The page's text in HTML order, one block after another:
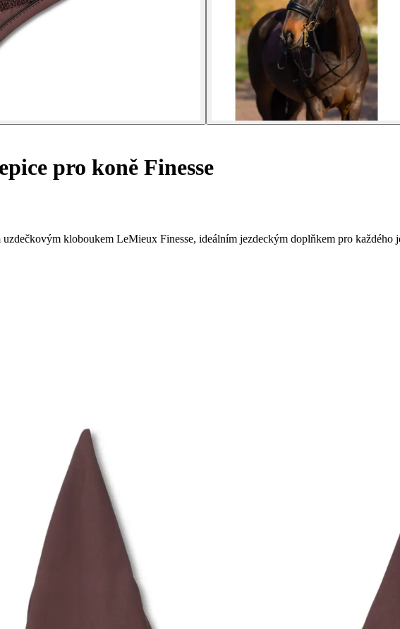
pro koně Finesse
kloboukem LeMieux Finesse, ideálním jezdeckým doplňkem pro každého